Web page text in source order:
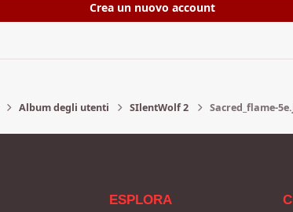
Crea un nuovo account
Album degli utenti SIlentWolf 2 Sacred_flame-
ESPLORA